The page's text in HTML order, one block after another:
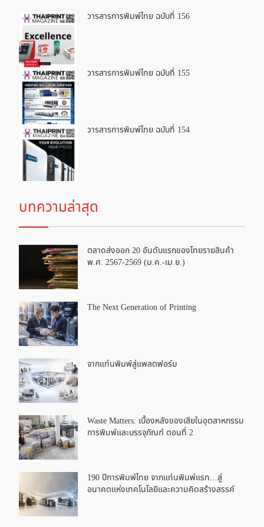
วารสารการพิมพ์ไทย ฉบับที่ 156
วารสารการพิมพ์ไทย ฉบับที่ 155
วารสารการพิมพ์ไทย ฉบับที่ 154
บทความล่าสุด
ตลาดส่งออก 20 อันดับแรกของไทยรายสินค้า
พ.ศ. 2567-2569 (ม.ค.-เม.ย.)
The Next Generation of Printing
จากแท่นพิมพ์สู่แพลตฟอร์ม
Waste Matters: เบื้องหลังของเสียในอุตสาหกรรม
การพิมพ์และบรรจุภัณฑ์ ตอนที่ 2
190 ปีการพิมพ์ไทย จากแท่นพิมพ์แรก…สู่
อนาคตแห่งเทคโนโลยีและความคิดสร้างสรรค์